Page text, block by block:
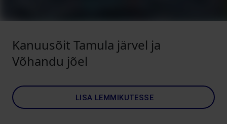
Kanuusõit Tamula järvel ja
Võhandu jõel
LISA LEMMIKUTESSE